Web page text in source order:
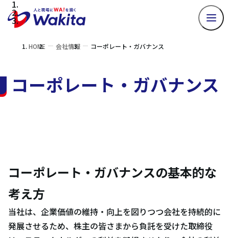
HOME 会社情報 コーポレート・ガバナンス
コーポレート・ガバナンス
コーポレート・ガバナンスの基本的な
考え方
当社は、企業価値の維持・向上を図りつつ会社を持続的に
発展させるため、株主の皆さまから負託を受けた取締役